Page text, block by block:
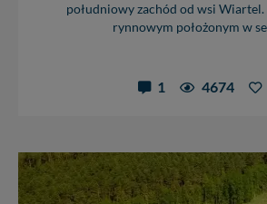
południowy zachód od wsi Wiartel.
rynnowym położonym w
1 4674